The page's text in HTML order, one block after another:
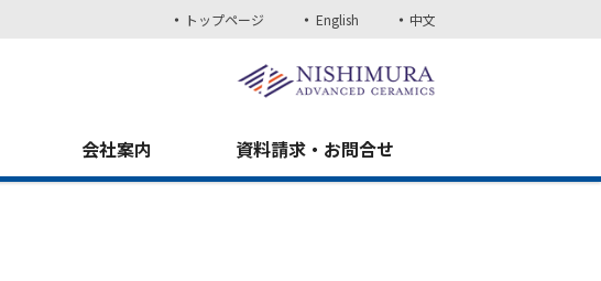
トップページ English 中文
会社案内 資料請求・お問合せ